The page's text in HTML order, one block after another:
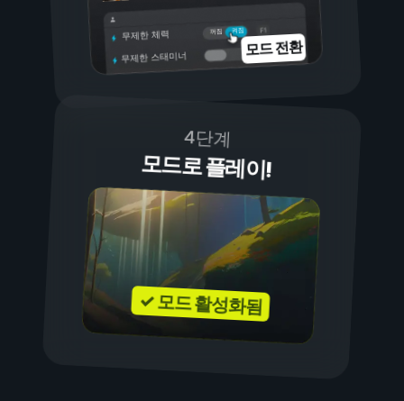
켜짐
꺼짐
무제한 체력
무제한 스태미너 모드 전환
4단계
모드로 플레이!
✓ 모드 활성화됨